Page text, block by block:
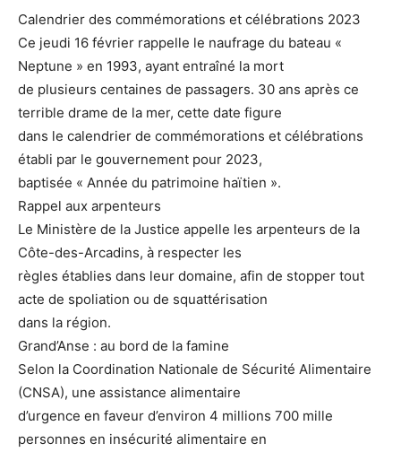
Calendrier des commémorations et célébrations 2023
Ce jeudi 16 février rappelle le naufrage du bateau «
Neptune » en 1993, ayant entraîné la mort
de plusieurs centaines de passagers. 30 ans après ce
terrible drame de la mer, cette date figure
dans le calendrier de commémorations et célébrations
établi par le gouvernement pour 2023,
baptisée « Année du patrimoine haïtien ».
Rappel aux arpenteurs
Le Ministère de la Justice appelle les arpenteurs de la
Côte-des-Arcadins, à respecter les
règles établies dans leur domaine, afin de stopper tout
acte de spoliation ou de squattérisation
dans la région.
Grand’Anse : au bord de la famine
Selon la Coordination Nationale de Sécurité Alimentaire
(CNSA), une assistance alimentaire
d’urgence en faveur d’environ 4 millions 700 mille
personnes en insécurité alimentaire en